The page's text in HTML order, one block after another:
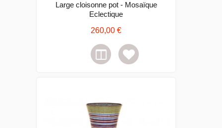
Large cloisonne pot - Mosaïque
Eclectique
260,00 €